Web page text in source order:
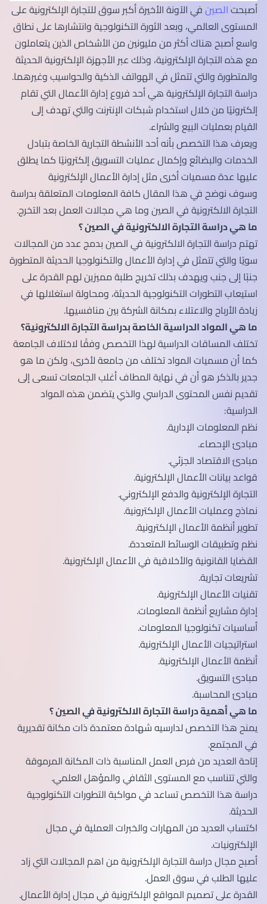
أصبحتالصينفي الآونة الأخيرة أكبر سوق للتجارة الإلكترونية على
المستوى العالمي، وبعد الثورة التكنولوجية وانتشارها على نطاق
واسع أصبح هناك أكثر من مليونين من الأشخاص الذين يتعاملون
مع هذه التجارة الإلكترونية، وذلك عبر الأجهزة الإلكترونية الحديثة
والمتطورة والتي تتمثل في الهواتف الذكية والحواسيب وغيرهما.
دراسة التجارة الإلكترونية هي أحد فروع إدارة الأعمال التي تقام
إلكترونيًا من خلال استخدام شبكات الإنترنت والتي تهدف إلى
القيام بعمليات البيع والشراء.
ويعرف هذا التخصص بأنه أحد الأنشطة التجارية الخاصة بتبادل
الخدمات والبضائع وإكمال عمليات التسويق إلكترونيًا كما يطلق
عليها عدة مسميات أخرى مثل إدارة الأعمال الإلكترونية
وسوف نوضح في هذا المقال كافة المعلومات المتعلقة بدراسة
التجارة الالكترونية في الصين وما هي مجالات العمل بعد التخرج.
ما هي دراسة التجارة الالكترونية في الصين ؟
تهتم دراسة التجارة الالكترونية في الصين بدمج عدد من المجالات
سويًا والتي تتمثل في إدارة الأعمال والتكنولوجيا الحديثة المتطورة
جنبًا إلى جنب ويهدف بذلك تخريج طلبة مميزين لهم القدرة على
استيعاب التطورات التكنولوجية الحديثة، ومحاولة استغلالها في
زيادة الأرباح والاعتلاء بمكانة الشركة بين منافسيها.
ما هي المواد الدراسية الخاصة بدراسة التجارة الالكترونية؟
تختلف المساقات الدراسية لهذا التخصص وفقًا لاختلاف الجامعة
كما أن مسميات المواد تختلف من جامعة لأخرى، ولكن ما هو
جدير بالذكر هو أن في نهاية المطاف أغلب الجامعات تسعى إلى
تقديم نفس المحتوى الدراسي والذي يتضمن هذه المواد
الدراسية:
نظم المعلومات الإدارية.
مبادئ الإحصاء.
مبادئ الاقتصاد الجزئي.
قواعد بيانات الأعمال الإلكترونية.
التجارة الإلكترونية والدفع الإلكتروني.
نماذج وعمليات الأعمال الإلكترونية.
تطوير أنظمة الأعمال الإلكترونية.
نظم وتطبيقات الوسائط المتعددة.
القضايا القانونية والأخلاقية في الأعمال الإلكترونية.
تشريعات تجارية.
تقنيات الأعمال الإلكترونية.
إدارة مشاريع أنظمة المعلومات.
أساسيات تكنولوجيا المعلومات.
استراتيجيات الأعمال الإلكترونية.
أنظمة الأعمال الإلكترونية.
مبادئ التسويق.
مبادئ المحاسبة.
ما هي أهمية دراسة التجارة الالكترونية في الصين ؟
يمنح هذا التخصص لدارسيه شهادة معتمدة ذات مكانة تقديرية
في المجتمع.
إتاحة العديد من فرص العمل المناسبة ذات المكانة المرموقة
والتي تتناسب مع المستوى الثقافي والمؤهل العلمي.
دراسة هذا التخصص تساعد في مواكبة التطورات التكنولوجية
الحديثة.
اكتساب العديد من المهارات والخبرات العملية في مجال
الإلكترونيات.
أصبح مجال دراسة التجارة الإلكترونية من اهم المجالات التي زاد
عليها الطلب في سوق العمل.
القدرة على تصميم المواقع الإلكترونية في مجال إدارة الأعمال.